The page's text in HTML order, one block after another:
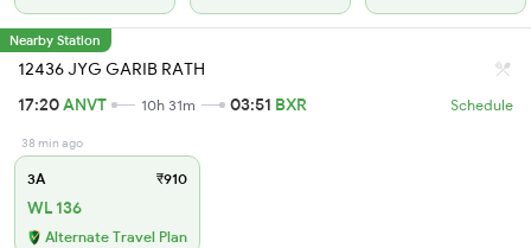
Nearby Station
12436 JYG GARIB RATH
17:20ANVT 10h 31m 03:51 BXR Schedule
38 min ago
3A ₹910
WL 136
Alternate Travel Plan